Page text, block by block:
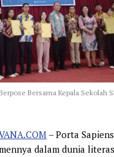
Bersama Kepala Sekolah
– Porta
dalam dunia